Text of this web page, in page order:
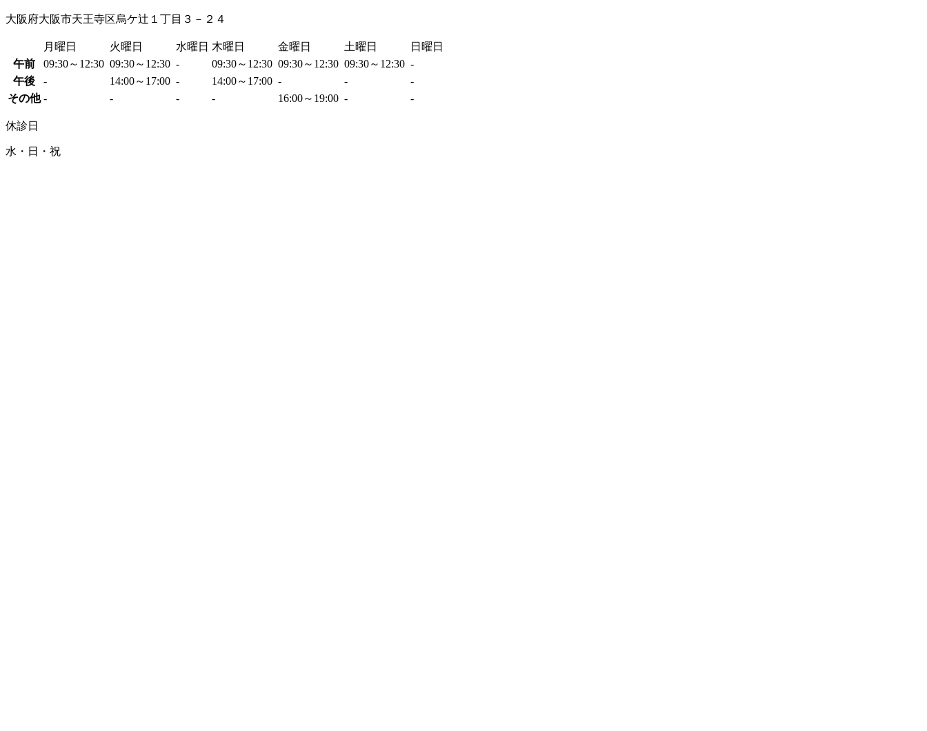
大阪府大阪市天王寺区烏ケ辻１丁目３－２４
月曜日 火曜日 水曜日 木曜日 金曜日 土曜日
日曜日
午前
09:30～12:30 09:30～12:30 - 09:30～12:30 09:30～12:30 09:30～12:30 -
午後
- 14:00～17:00 - 14:00～17:00 - -
-
その他 - - - - 16:00～19:00 - -
休診日
水・日・祝